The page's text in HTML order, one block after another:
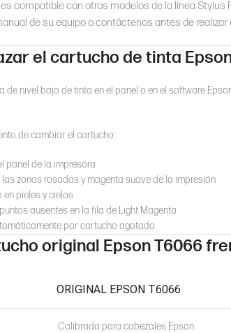
compatible con otros modelos de la línea
de su equipo o contáctenos antes de
el cartucho de tinta
de nivel bajo de tinta en el panel o en el software
de cambiar el cartucho:
panel de la impresora
zonas rosadas y magenta suave de la impresión
pieles y cielos
ausentes en la fila de Light Magenta
por cartucho agotado
original Epson T6066
ORIGINAL EPSON T6066
Calibrada para cabezales Epson